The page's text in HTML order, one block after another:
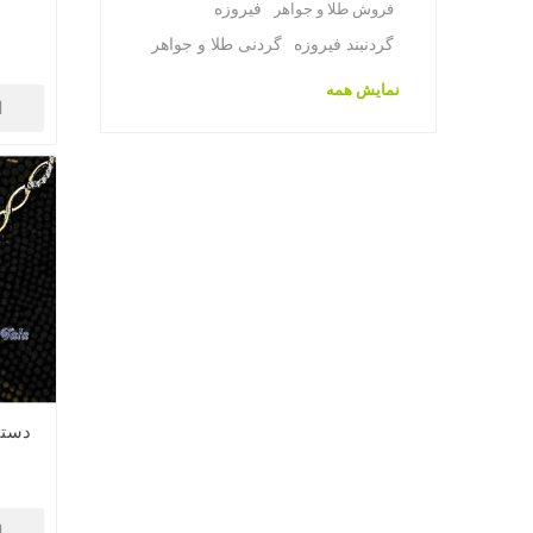
فروش طلا و جواهر
فیروزه
گردنبند فیروزه
گردنی طلا و جواهر
نمایش همه